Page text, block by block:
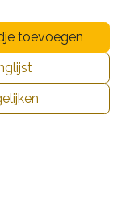
toevoegen